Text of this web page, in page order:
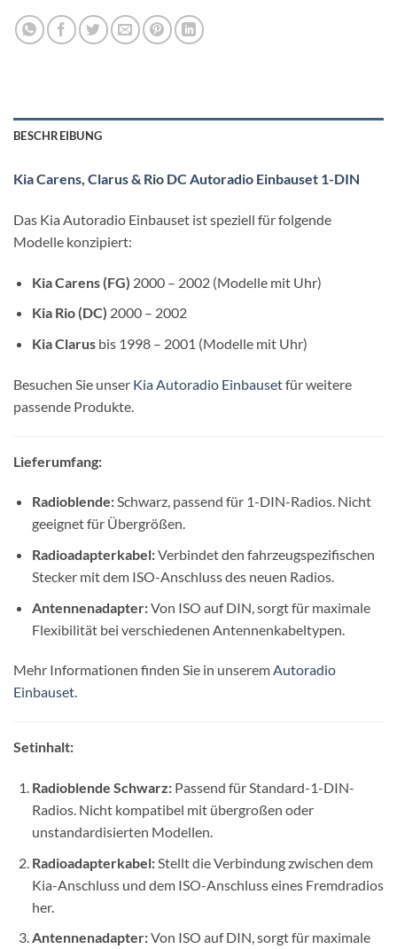
BESCHREIBUNG
Kia Carens, Clarus & Rio DC Autoradio Einbauset 1-DIN
Das Kia Autoradio Einbauset ist speziell für folgende
Modelle konzipiert:
Kia Carens (FG) 2000 – 2002 (Modelle mit Uhr)
Kia Rio (DC) 2000 – 2002
Kia Clarusbis 1998 – 2001 (Modelle mit Uhr)
Besuchen Sie unser Kia Autoradio Einbausetfür weitere
passende Produkte.
Lieferumfang:
Radioblende:Schwarz, passend für 1-DIN-Radios. Nicht
geeignet für Übergrößen.
Radioadapterkabel:Verbindet den fahrzeugspezifischen
Stecker mit dem ISO-Anschluss des neuen Radios.
Antennenadapter:Von ISO auf DIN, sorgt für maximale
Flexibilität bei verschiedenen Antennenkabeltypen.
Mehr Informationen finden Sie in unseremAutoradio
Einbauset.
Setinhalt:
Radioblende Schwarz:Passend für Standard-1-DIN-
Radios. Nicht kompatibel mit übergroßen oder
unstandardisierten Modellen.
Radioadapterkabel:Stellt die Verbindung zwischen dem
Kia-Anschluss und dem ISO-Anschluss eines Fremdradios
her.
Antennenadapter:Von ISO auf DIN, sorgt für maximale